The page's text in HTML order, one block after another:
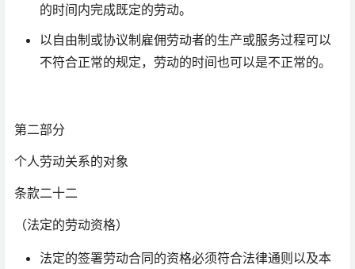
的时间内完成既定的劳动。
以自由制或协议制雇佣劳动者的生产或服务过程可以
不符合正常的规定，劳动的时间也可以是不正常的。
第二部分
个人劳动关系的对象
条款二十二
（法定的劳动资格）
法定的签署劳动合同的资格必须符合法律通则以及本